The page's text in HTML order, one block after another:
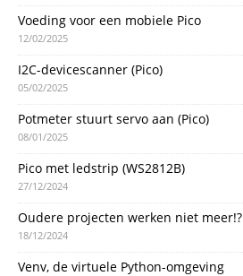
Voeding voor een mobiele Pico
12/02/2025
I2C-devicescanner (Pico)
05/02/2025
Potmeter stuurt servo aan (Pico)
08/01/2025
Pico met ledstrip (WS2812B)
27/12/2024
Oudere projecten werken niet meer!?
18/12/2024
Venv, de virtuele Python-omgeving